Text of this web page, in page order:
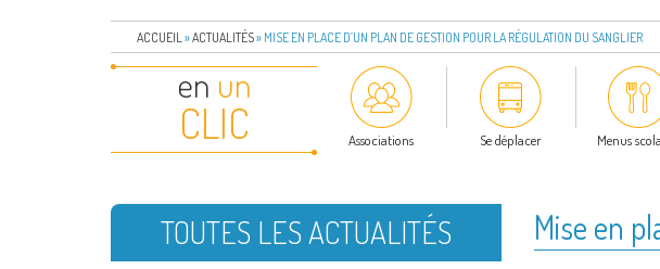
ACCUEIL »ACTUALITÉS» MISE EN PLACE D’UN PLAN DE GESTION POUR LA RÉGULATION DU SANGLIER
en un
CLIC Associations Se déplacer Menus
Mise en
TOUTES LES ACTUALITÉS